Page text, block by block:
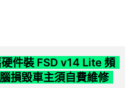
件裝 FSD v14 Lite 頻
損毀車主須自費維修